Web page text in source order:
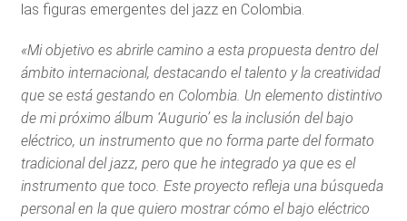
las figuras emergentes del jazz en Colombia.
«Mi objetivo es abrirle camino a esta propuesta dentro del
ámbito internacional, destacando el talento y la creatividad
que se está gestando en Colombia. Un elemento distintivo
de mi próximo álbum ‘Augurio’ es la inclusión del bajo
eléctrico, un instrumento que no forma parte del formato
tradicional del jazz, pero que he integrado ya que es el
instrumento que toco. Este proyecto refleja una búsqueda
personal en la que quiero mostrar cómo el bajo eléctrico